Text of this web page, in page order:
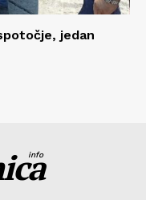
jedan
info